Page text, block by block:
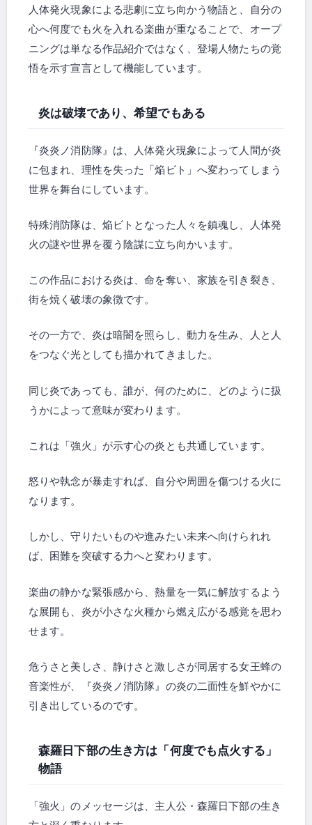
人体発火現象による悲劇に立ち向かう物語と、自分の
心へ何度でも火を入れる楽曲が重なることで、オープ
ニングは単なる作品紹介ではなく、登場人物たちの覚
悟を示す宣言として機能しています。
炎は破壊であり、希望でもある
『炎炎ノ消防隊』は、人体発火現象によって人間が炎
に包まれ、理性を失った「焔ビト」へ変わってしまう
世界を舞台にしています。
特殊消防隊は、焔ビトとなった人々を鎮魂し、人体発
火の謎や世界を覆う陰謀に立ち向かいます。
この作品における炎は、命を奪い、家族を引き裂き、
街を焼く破壊の象徴です。
その一方で、炎は暗闇を照らし、動力を生み、人と人
をつなぐ光としても描かれてきました。
同じ炎であっても、誰が、何のために、どのように扱
うかによって意味が変わります。
これは「強火」が示す心の炎とも共通しています。
怒りや執念が暴走すれば、自分や周囲を傷つける火に
なります。
しかし、守りたいものや進みたい未来へ向けられれ
ば、困難を突破する力へと変わります。
楽曲の静かな緊張感から、熱量を一気に解放するよう
な展開も、炎が小さな火種から燃え広がる感覚を思わ
せます。
危うさと美しさ、静けさと激しさが同居する女王蜂の
音楽性が、『炎炎ノ消防隊』の炎の二面性を鮮やかに
引き出しているのです。
森羅日下部の生き方は「何度でも点火する」
物語
「強火」のメッセージは、主人公・森羅日下部の生き